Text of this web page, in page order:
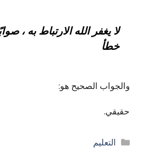
لا يغفر الله الارتباط به ،
خطأ
والجواب الصحيح هو:
حقيقي.
التصنيفات
التعليم